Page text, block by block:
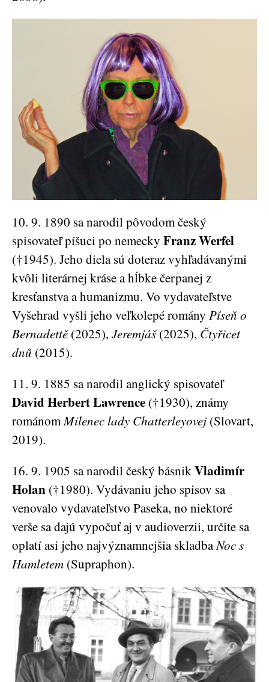
10. 9. 1890 sa narodil pôvodom český
spisovateľ píšuci po nemecky Franz Werfel
(†1945). Jeho diela sú doteraz vyhľadávanými
kvôli literárnej kráse a hĺbke čerpanej z
kresťanstva a humanizmu. Vo vydavateľstve
Vyšehrad vyšli jeho veľkolepé romány Píseň o
Bernadettě(2025), Jeremjáš(2025), Čtyřicet
dnů (2015).
11. 9. 1885 sa narodil anglický spisovateľ
David Herbert Lawrence (†1930), známy
románomMilenec lady Chatterleyovej(Slovart,
2019).
16. 9. 1905 sa narodil český básnikVladimír
Holan (†1980). Vydávaniu jeho spisov sa
venovalo vydavateľstvo Paseka, no niektoré
verše sa dajú vypočuť aj v audioverzii, určite sa
oplatí asi jeho najvýznamnejšia skladbaNoc s
Hamletem (Supraphon).